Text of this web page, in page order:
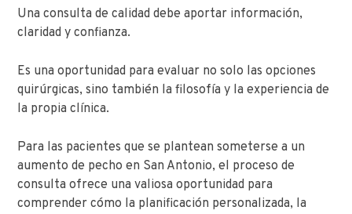
Una consulta de calidad debe aportar información,
claridad y confianza.
Es una oportunidad para evaluar no solo las opciones
quirúrgicas, sino también la filosofía y la experiencia de
la propia clínica.
Para las pacientes que se plantean someterse a un
aumento de pecho en San Antonio, el proceso de
consulta ofrece una valiosa oportunidad para
comprender cómo la planificación personalizada, la